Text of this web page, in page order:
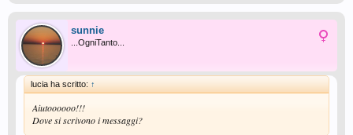
sunnie
...OgniTanto...
lucia ha scritto: ↑
Aiutoooooo!!!
Dove si scrivono i messaggi?